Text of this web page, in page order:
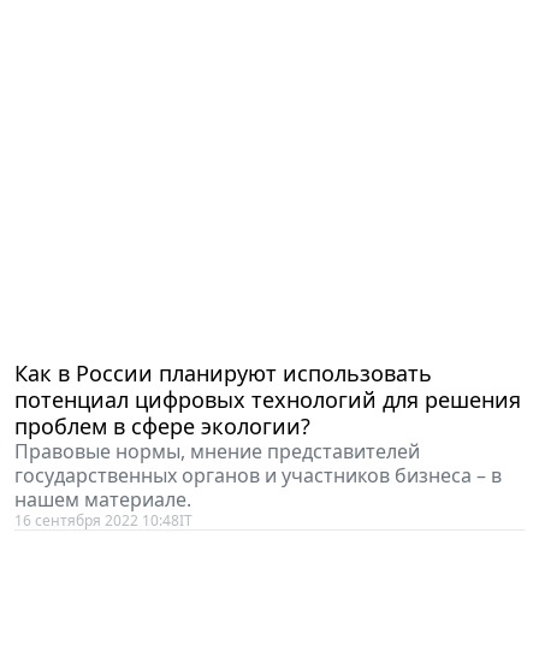
Как в России планируют использовать
потенциал цифровых технологий для решения
проблем в сфере экологии?
Правовые нормы, мнение представителей
государственных органов и участников бизнеса – в
нашем материале.
16 сентября 2022 10:48IT